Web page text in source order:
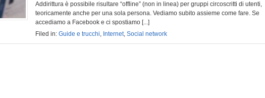
Addirittura è possibile risultare “offline” (non in linea) per gruppi circoscritti di utenti,
teoricamente anche per una sola persona. Vediamo subito assieme come fare. Se
accediamo a Facebook e ci spostiamo [...]
Filed in: Guide e trucchi, Internet, Social network